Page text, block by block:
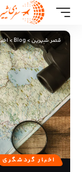
قصر شیرین>
Blog
>
اخبار گردشگری